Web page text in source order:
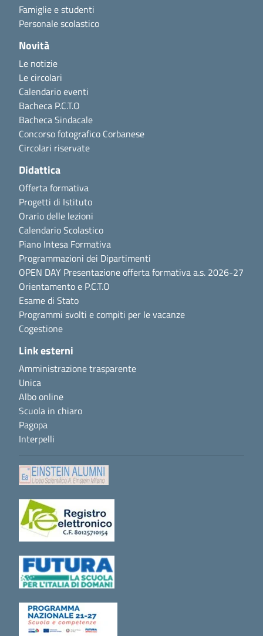
Famiglie e studenti
Personale scolastico
Novità
Le notizie
Le circolari
Calendario eventi
Bacheca P.C.T.O
Bacheca Sindacale
Concorso fotografico Corbanese
Circolari riservate
Didattica
Offerta formativa
Progetti di Istituto
Orario delle lezioni
Calendario Scolastico
Piano Intesa Formativa
Programmazioni dei Dipartimenti
OPEN DAY Presentazione offerta formativa a.s. 2026-27
Orientamento e P.C.T.O
Esame di Stato
Programmi svolti e compiti per le vacanze
Cogestione
Link esterni
Amministrazione trasparente
Unica
Albo online
Scuola in chiaro
Pagopa
Interpelli